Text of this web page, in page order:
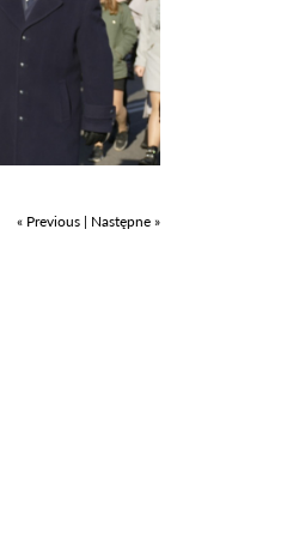
« Previous | Następne »